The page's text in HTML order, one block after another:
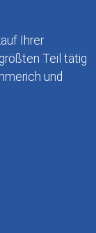
Ihrer
Teil tätig
und